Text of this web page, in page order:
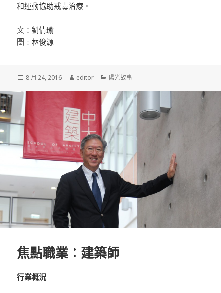
和運動協助戒毒治療。
文：劉倩瑜
圖﹕林俊源
發
8 月 24, 2016
作
editor
分
陽光故事
焦點職業：建築師
行業概況